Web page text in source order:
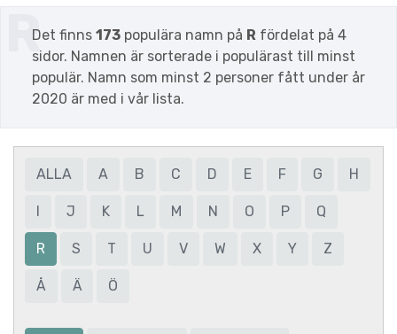
R
Det finns 173 populära namn på R fördelat på 4
sidor. Namnen är sorterade i populärast till minst
populär. Namn som minst 2 personer fått under år
2020 är med i vår lista.
ALLA A B C D E F G H
I J K L M N O P Q
R S T U V W X Y Z
Å Ä Ö